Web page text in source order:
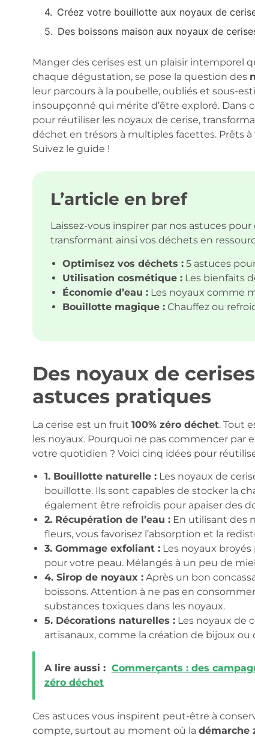
Créez votre bouillotte aux noyaux de
Des boissons maison aux noyaux de
Manger des cerises est un plaisir intemporel
chaque dégustation, se pose la question des
leur parcours à la poubelle, oubliés et sous-
insoupçonné qui mérite d’être exploré. Dans
pour réutiliser les noyaux de cerise,
déchet en trésors à multiples facettes. Prêts
Suivez le guide !
L’article en bref
Laissez-vous inspirer par nos astuces
transformant ainsi vos déchets en
Optimisez vos déchets :5 astuces
Utilisation cosmétique :Les bienfaits
Économie d’eau :Les noyaux comme
Bouillotte magique :Chauffez ou
Des noyaux de
astuces pratiques
La cerise est un fruit 100% zéro déchet. Tout
les noyaux. Pourquoi ne pas commencer par
votre quotidien ? Voici cinq idées pour
1. Bouillotte naturelle :Les noyaux de
bouillotte. Ils sont capables de stocker la
également être refroidis pour apaiser des
2. Récupération de l’eau :En utilisant des
fleurs, vous favorisez l’absorption et la
3. Gommage exfoliant :Les noyaux broyés
pour votre peau. Mélangés à un peu de
4. Sirop de noyaux :Après un bon
boissons. Attention à ne pas en
substances toxiques dans les noyaux.
5. Décorations naturelles :Les noyaux de
artisanaux, comme la création de bijoux ou
A lire aussi : Commerçants : des
zéro déchet
Ces astuces vous inspirent peut-être à
compte, surtout au moment où la démarche